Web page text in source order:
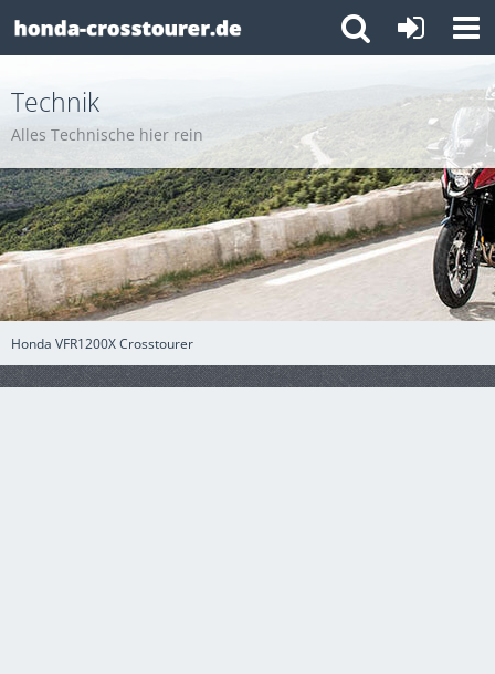
Honda VFR1200X Crosstourer
Technik
Alles Technische hier rein